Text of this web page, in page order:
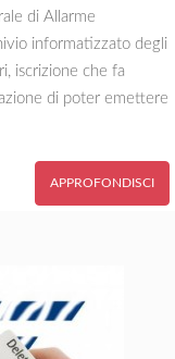
di Allarme
informatizzato degli
iscrizione che fa
di poter emettere
APPROFONDISCI